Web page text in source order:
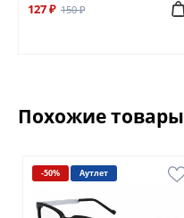
127 ₽ 150 ₽
Похожие товары
-50% Аутлет